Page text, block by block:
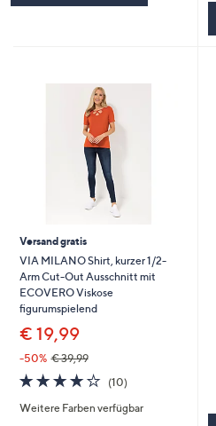
Versand gratis
VIA MILANO Shirt, kurzer 1/2-
Arm Cut-Out Ausschnitt mit
ECOVERO Viskose
figurumspielend
€ 19,99
-50% € 39,99
4.0
von
5
(10)10
Weitere Farben verfügbar